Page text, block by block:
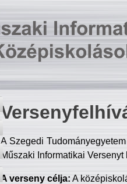
A Szegedi
Műszaki Informatikai
A verseny célja: A